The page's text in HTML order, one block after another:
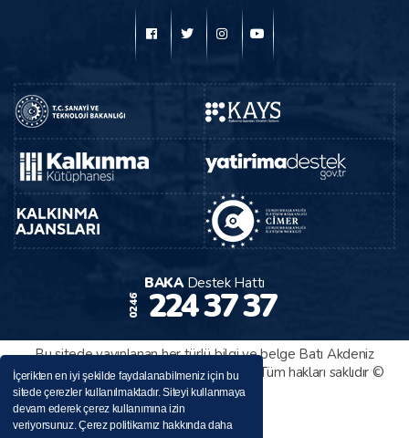
İçerikten en iyi şekilde faydalanabilmeniz için bu
sitede çerezler kullanılmaktadır. Siteyi kullanmaya
devam ederek çerez kullanımına izin
veriyorsunuz. Çerez politikamız hakkında daha
BAKADestek Hattı
0246 224 37 37
Bu sitede yayınlanan her türlü bilgi ve belge Batı Akdeniz
Kalkınma Ajansı tarafından sağlanmıştır. Tüm hakları saklıdır ©
2026
Web Tasarım